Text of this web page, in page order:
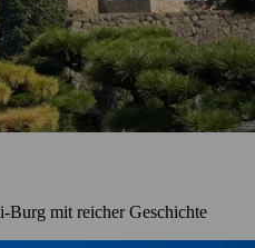
Burg mit reicher Geschichte